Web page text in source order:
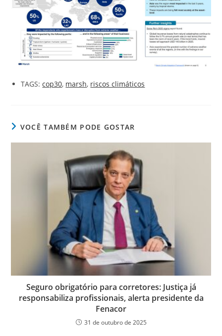
TAGS: cop30, marsh, riscos climáticos
VOCÊ TAMBÉM PODE GOSTAR
Seguro obrigatório para corretores: Justiça já
responsabiliza profissionais, alerta presidente da
Fenacor
31 de outubro de 2025